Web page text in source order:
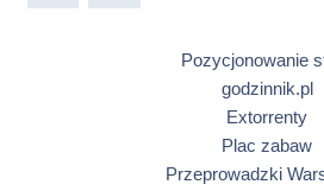
Pozycjonowanie
godzinnik.pl
Extorrenty
Plac zabaw
Przeprowadzki